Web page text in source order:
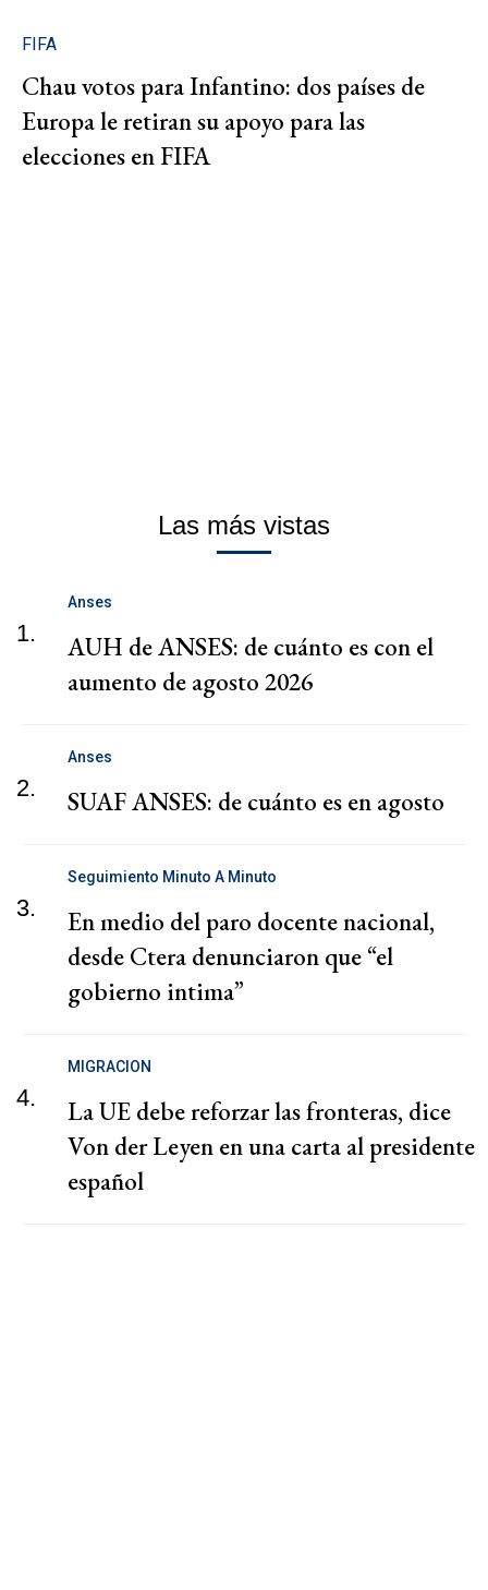
FIFA
Chau votos para Infantino: dos países de
Europa le retiran su apoyo para las
elecciones en FIFA
Las más vistas
1.
Anses
AUH de ANSES: de cuánto es con el
aumento de agosto 2026
2.
Anses
SUAF ANSES: de cuánto es en agosto
3.
Seguimiento Minuto A Minuto
En medio del paro docente nacional,
desde Ctera denunciaron que “el
gobierno intima”
4.
MIGRACION
La UE debe reforzar las fronteras, dice
Von der Leyen en una carta al presidente
español